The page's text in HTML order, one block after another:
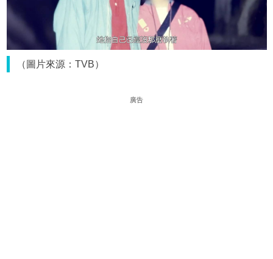
（圖片來源：TVB）
廣告